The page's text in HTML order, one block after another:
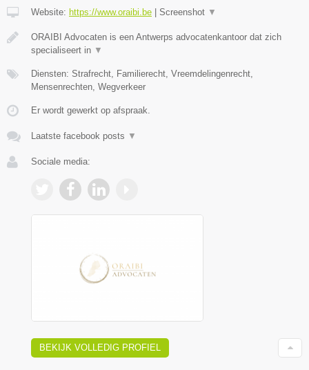
Website: https://www.oraibi.be Screenshot ▼
ORAIBI Advocaten is een Antwerps advocatenkantoor dat zich
specialiseert in ▼
Diensten: Strafrecht, Familierecht, Vreemdelingenrecht,
Mensenrechten, Wegverkeer
Er wordt gewerkt op afspraak.
Laatste facebook posts ▼
Sociale media:
BEKIJK VOLLEDIG PROFIEL